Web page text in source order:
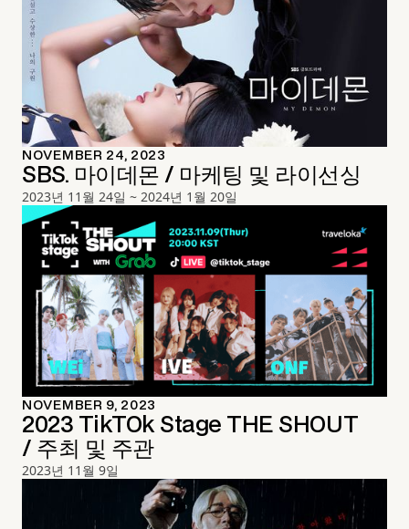
NOVEMBER 24, 2023
SBS. 마이데몬 / 마케팅 및 라이선싱
2023년 11월 24일 ~ 2024년 1월 20일
NOVEMBER 9, 2023
2023 TikTOk Stage THE SHOUT
/ 주최 및 주관
2023년 11월 9일